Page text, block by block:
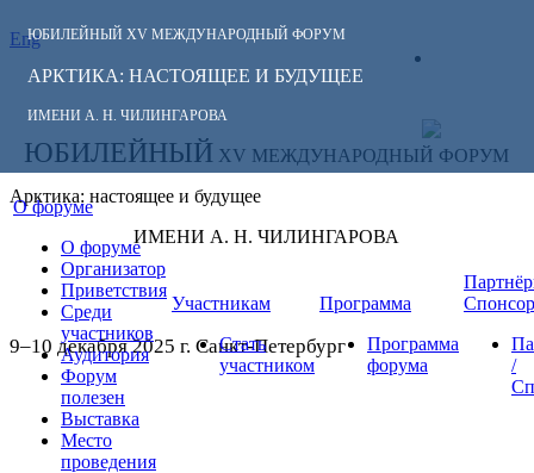
ЮБИЛЕЙНЫЙ XV МЕЖДУНАРОДНЫЙ ФОРУМ
АРКТИКА: НАСТОЯЩЕЕ И БУДУЩЕЕ
ИМЕНИ А. Н. ЧИЛИНГАРОВА
Eng
СЛЕДИТЕ ЗА
НОВОСТЯМИ
ФОРУМА:
ЮБИЛЕЙНЫЙ XV МЕЖДУНАРОДНЫЙ ФОРУМ
Арктика: настоящее и будущее
ИМЕНИ А. Н. ЧИЛИНГАРОВА
9–10 декабря 2025 г. Санкт-Петербург
О форуме
О форуме
Организатор
Приветствия
Среди
участников
Аудитория
Форум
полезен
Выставка
Место
проведения
Участникам
Стать
участником
Программа
Программа
форума
/